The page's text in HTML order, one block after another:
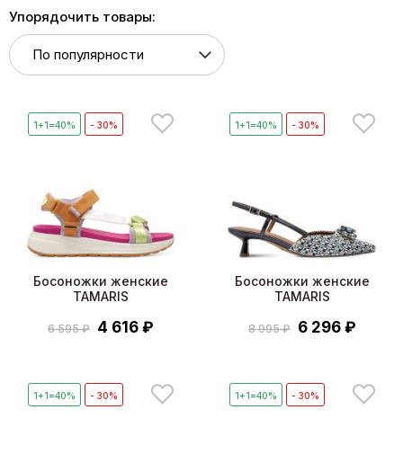
Упорядочить товары:
1+1=40% - 30%
Босоножки женские
TAMARIS
6 595 ₽ 4 616 ₽
1+1=40% - 30%
Босоножки женские
TAMARIS
8 995 ₽ 6 296 ₽
1+1=40% - 30% 1+1=40% - 30%